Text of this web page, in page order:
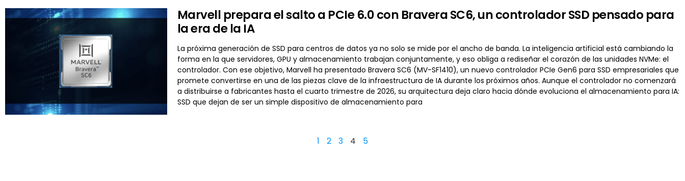
Marvell prepara el salto a PCIe 6.0 con Bravera SC6, un controlador SSD pensado para
la era de la IA
La próxima generación de SSD para centros de datos ya no solo se mide por el ancho de banda. La inteligencia artificial está cambiando la
forma en la que servidores, GPU y almacenamiento trabajan conjuntamente, y eso obliga a rediseñar el corazón de las unidades NVMe: el
controlador. Con ese objetivo, Marvell ha presentado Bravera SC6 (MV-SF1410), un nuevo controlador PCIe Gen6 para SSD empresariales que
promete convertirse en una de las piezas clave de la infraestructura de IA durante los próximos años. Aunque el controlador no comenzará
a distribuirse a fabricantes hasta el cuarto trimestre de 2026, su arquitectura deja claro hacia dónde evoluciona el almacenamiento para IA:
SSD que dejan de ser un simple dispositivo de almacenamiento para
1 2 3 4 5